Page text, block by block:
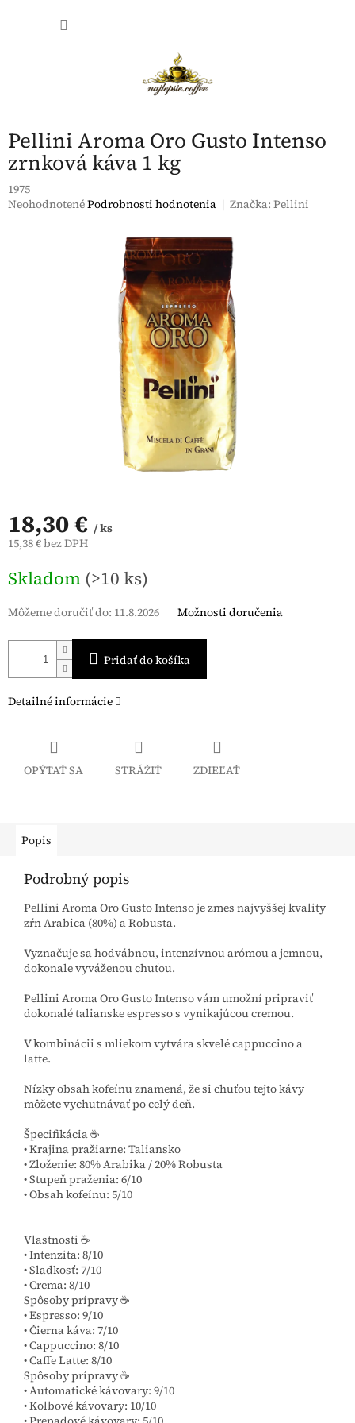
Pellini Aroma Oro Gusto Intenso
zrnková káva 1 kg
1975
Priemerné
NeohodnotenéPodrobnosti hodnotenia Značka:Pellini
18,30 € / ks
15,38 € bez DPH
cena:
Skladom (>10 ks)
Môžeme doručiť do: 11.8.2026 Možnosti doručenia
Pridať do košíka
Detailné informácie
OPÝTAŤ SA STRÁŽIŤ ZDIEĽAŤ
Popis
Podrobný popis
Pellini Aroma Oro Gusto Intenso je zmes najvyššej kvality
zŕn Arabica (80%) a Robusta.
Vyznačuje sa hodvábnou, intenzívnou arómou a jemnou,
dokonale vyváženou chuťou.
Pellini Aroma Oro Gusto Intenso vám umožní pripraviť
dokonalé talianske espresso s vynikajúcou cremou.
V kombinácii s mliekom vytvára skvelé cappuccino a
latte.
Nízky obsah kofeínu znamená, že si chuťou tejto kávy
môžete vychutnávať po celý deň.
Špecifikácia ☕
• Krajina pražiarne: Taliansko
• Zloženie: 80% Arabika / 20% Robusta
• Stupeň praženia: 6/10
• Obsah kofeínu: 5/10
Vlastnosti ☕
• Intenzita: 8/10
• Sladkosť: 7/10
• Crema: 8/10
Spôsoby prípravy ☕
• Espresso: 9/10
• Čierna káva: 7/10
• Cappuccino: 8/10
• Caffe Latte: 8/10
Spôsoby prípravy ☕
• Automatické kávovary: 9/10
• Kolbové kávovary: 10/10